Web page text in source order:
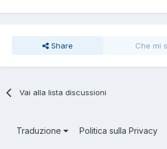
Share Che mi
Vai alla lista discussioni
Traduzione Politica sulla Privacy